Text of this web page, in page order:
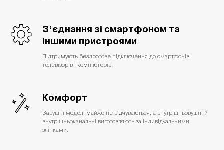
З’єднання зі смартфоном та
іншими пристроями
Підтримують бездротове підключення до смартфонів,
телевізорів і комп’ютерів.
Комфорт
Завушні моделі майже не відчуваються, а внутрішньовушні й
внутрішньоканальні виготовляють за індивідуальними
зліпками.